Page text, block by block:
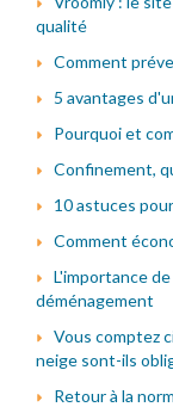
qualité
Comment
5 avantages
Pourquoi et
Confinement,
10 astuces
Comment
L'importance
déménagement
Vous comptez
neige sont-ils
Retour à la